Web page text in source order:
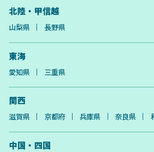
北陸・甲信越
山梨県 長野県
東海
愛知県 三重県
関西
滋賀県 京都府 兵庫県 奈良県
中国・四国